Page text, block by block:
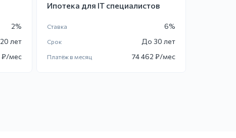
2%
20 лет
₽/мес
Ипотека для IT специалистов
Ставка 6%
Срок До 30 лет
Платёж в месяц 74 462 ₽/мес